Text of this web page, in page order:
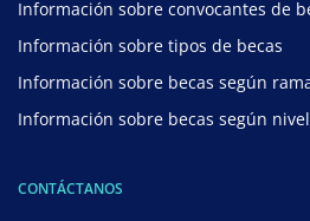
Información sobre convocantes de
Información sobre tipos de becas
Información sobre becas según
Información sobre becas según
CONTÁCTANOS